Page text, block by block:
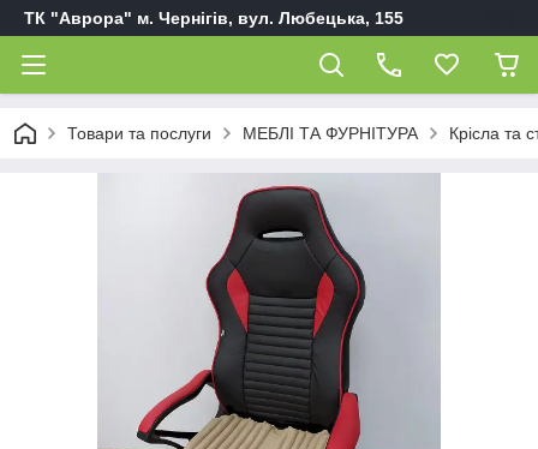
ТК "Аврора" м. Чернігів, вул. Любецька, 155
Товари та послуги МЕБЛІ ТА ФУРНІТУРА Крісла та